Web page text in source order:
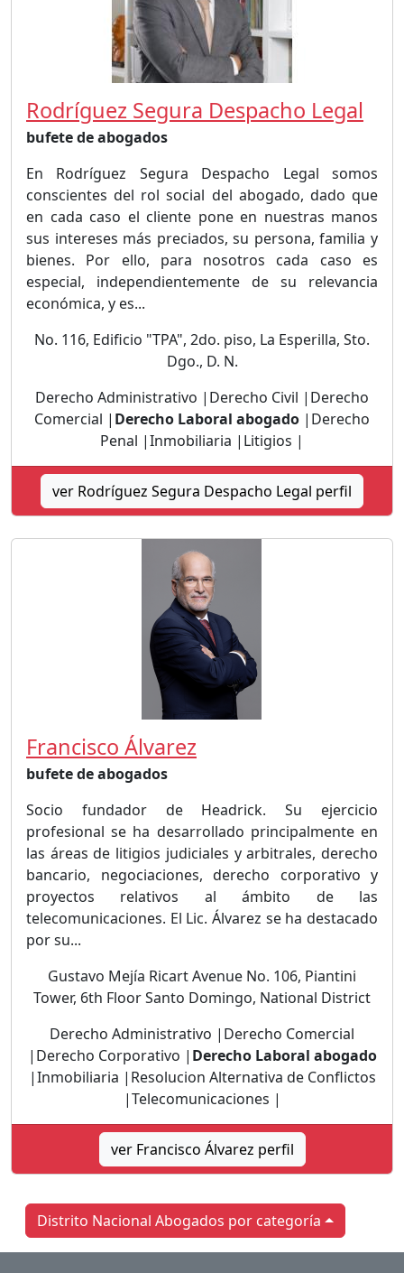
Rodríguez Segura Despacho Legal
bufete de abogados
En Rodríguez Segura Despacho Legal somos
conscientes del rol social del abogado, dado que
en cada caso el cliente pone en nuestras manos
sus intereses más preciados, su persona, familia y
bienes. Por ello, para nosotros cada caso es
especial, independientemente de su relevancia
económica, y es...
No. 116, Edificio "TPA", 2do. piso, La Esperilla, Sto.
Dgo., D. N.
Derecho Administrativo |Derecho Civil |Derecho
Comercial | Derecho Laboral abogado |Derecho
Penal |Inmobiliaria |Litigios |
ver Rodríguez Segura Despacho Legal perfil
Francisco Álvarez
bufete de abogados
Socio fundador de Headrick. Su ejercicio
profesional se ha desarrollado principalmente en
las áreas de litigios judiciales y arbitrales, derecho
bancario, negociaciones, derecho corporativo y
proyectos relativos al ámbito de las
telecomunicaciones. El Lic. Álvarez se ha destacado
por su...
Gustavo Mejía Ricart Avenue No. 106, Piantini
Tower, 6th Floor Santo Domingo, National District
Derecho Administrativo |Derecho Comercial
|Derecho Corporativo | Derecho Laboral abogado
|Inmobiliaria |Resolucion Alternativa de Conflictos
|Telecomunicaciones |
ver Francisco Álvarez perfil
Distrito Nacional Abogados por categoría